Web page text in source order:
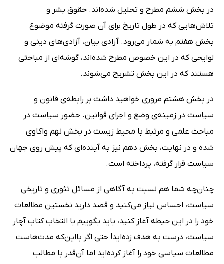
در بخش ششم مطرح و تحلیل شده‌اند. حقوق بشر و
تلاش‌هایی که در طول تاریخ برای آن صورت گرفته موضوع
بخش هفتم به شمار می‌رود. آزادی بیان، آزادی‌های دینی و
لوایحی که در این خصوص مطرح شده‌اند، گوشه‌ای از مباحثی
هستند که در این بخش تشریح می‌شوند.
در بخش هشتم مروری خواهید داشت بر رابطه‌ی قانون و
سیاست در زمینه‌ی وضع و اجرای قوانین. حضور سیاست در
مباحث علمی و مرتبط با محیط زیست در بخش نهم واکاوی
شده و در نهایت، بخش دهم نیز به آینده‌ای که پیش روی جهان
سیاست قرار گرفته، پرداخته است.
چنان‌چه شما هم نسبت به آگاهی از مسائل تئوری و تاریخی
سیاست، احساس نیاز می‌کنید و قصد دارید نخستین مطالعات
خود را در این حیطه آغاز کنید، باید بگوییم با انتخاب کتاب آچار
سیاست، درست به هدف زده‌اید! حتی اگر بااین‌که مدت‌هاست
مطالعات سیاسی خود را آغاز کرده‌اید اما آن‌قدر با مطالب